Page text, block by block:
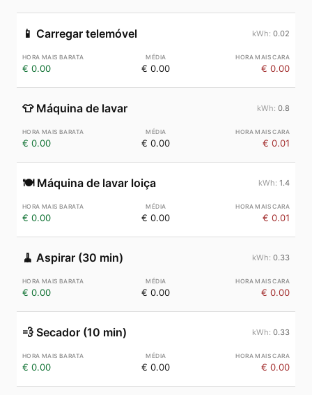
📱 Carregar telemóvel 0.02
€ 0.00 € 0.00 € 0.00
👕 Máquina de lavar 0.8
€ 0.00 € 0.00 € 0.01
🍽️ Máquina de lavar loiça 1.4
€ 0.00 € 0.00 € 0.01
🧹 Aspirar (30 min) 0.33
€ 0.00 € 0.00 € 0.00
💨 Secador (10 min) 0.33
€ 0.00 € 0.00 € 0.00